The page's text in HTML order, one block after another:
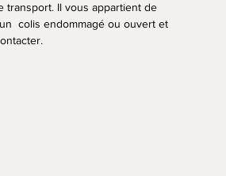
température, l'argile devient
et résistante au gel
transport. Il vous appartient de
colis endommagé ou ouvert et